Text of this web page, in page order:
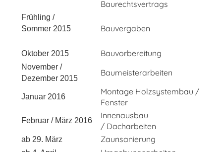
Baurechtsvertrags
Frühling /
Sommer 2015
Bauvergaben
Oktober 2015 Bauvorbereitung
November /
Dezember 2015
Baumeisterarbeiten
Januar 2016
Montage Holzsystembau /
Fenster
Februar / März 2016
Innenausbau
/ Dacharbeiten
ab 29. März Zaunsanierung